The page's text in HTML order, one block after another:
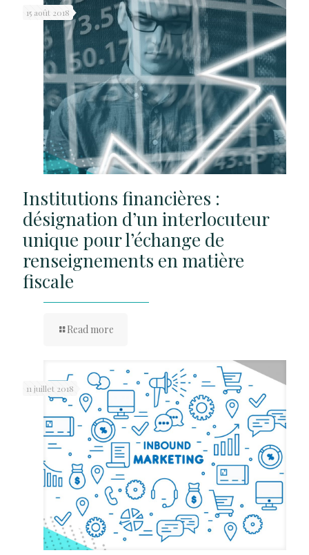
15 août 2018
Institutions financières :
désignation d’un interlocuteur
unique pour l’échange de
renseignements en matière
fiscale
Read more
11 juillet 2018